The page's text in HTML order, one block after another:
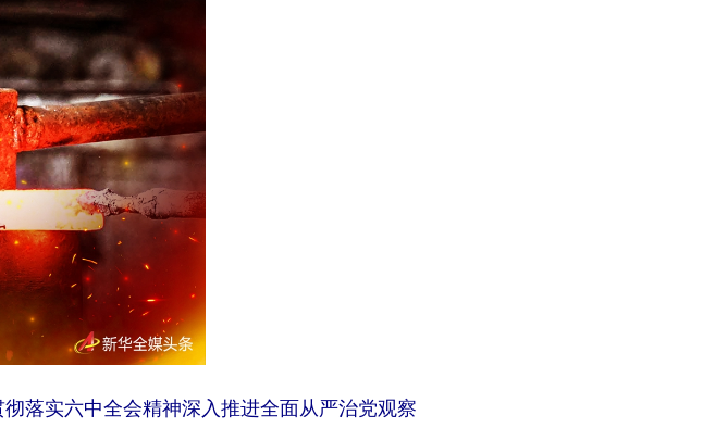
落实六中全会精神深入推进全面从严治党观察